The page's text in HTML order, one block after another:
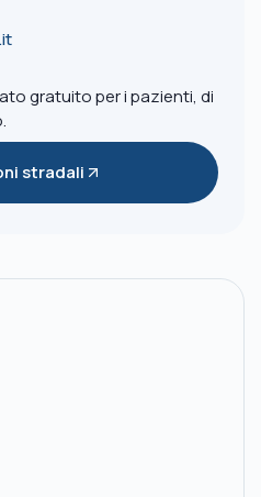
gratuito per i pazienti, di
stradali